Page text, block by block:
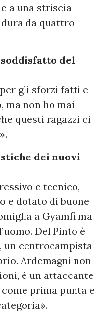
a una striscia
da quattro
del
gli sforzi fatti e
ma non ho mai
questi ragazzi ci
dei nuovi
e tecnico,
e dotato di buone
a Gyamfi ma
Del Pinto è
un centrocampista
Ardemagni non
è un attaccante
prima punta e